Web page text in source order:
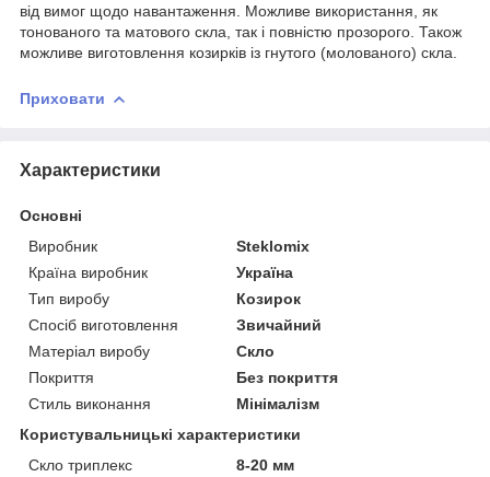
від вимог щодо навантаження. Можливе використання, як
тонованого та матового скла, так і повністю прозорого. Також
можливе виготовлення козирків із гнутого (молованого) скла.
Приховати
Характеристики
Основні
Виробник
Steklomix
Країна виробник
Україна
Тип виробу
Козирок
Спосіб виготовлення
Звичайний
Матеріал виробу
Скло
Покриття
Без покриття
Стиль виконання
Мінімалізм
Користувальницькі характеристики
Скло триплекс
8-20 мм